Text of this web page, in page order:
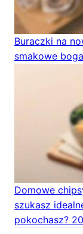
Buraczki na
smakowe
Domowe
szukasz
pokochasz?